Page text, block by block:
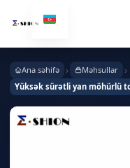
Ana səhifə › Məhsullar ›
Yüksək sürətli yan möhürlü